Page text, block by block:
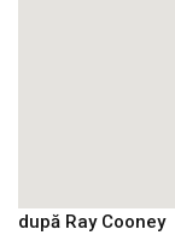
după Ray Cooney